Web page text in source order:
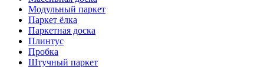
Модульный паркет
Паркет ёлка
Паркетная доска
Плинтус
Пробка
Штучный паркет